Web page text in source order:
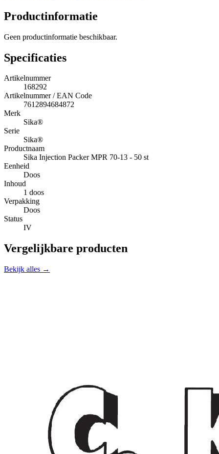
Productinformatie
Geen productinformatie beschikbaar.
Specificaties
Artikelnummer
168292
Artikelnummer / EAN Code
7612894684872
Merk
Sika®
Serie
Sika®
Productnaam
Sika Injection Packer MPR 70-13 - 50 st
Eenheid
Doos
Inhoud
1 doos
Verpakking
Doos
Status
IV
Vergelijkbare producten
Bekijk alles →